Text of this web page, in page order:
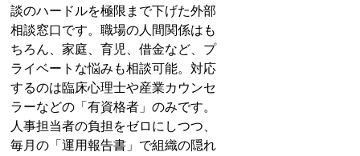
談のハードルを極限まで下げた外部
相談窓口です。職場の人間関係はも
ちろん、家庭、育児、借金など、プ
ライベートな悩みも相談可能。対応
するのは臨床心理士や産業カウンセ
ラーなどの「有資格者」のみです。
人事担当者の負担をゼロにしつつ、
毎月の「運用報告書」で組織の隠れ